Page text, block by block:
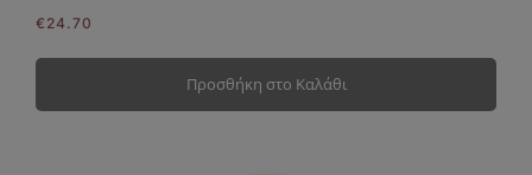
€ 24.70
Προσθήκη στο Καλάθι